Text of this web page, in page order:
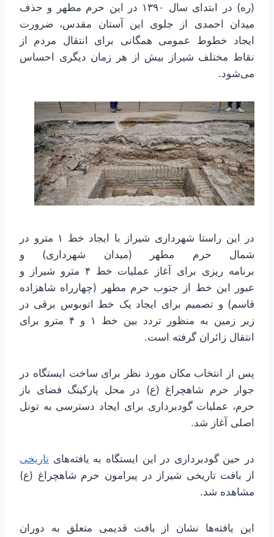
(ره) در ابتدای سال ۱۳۹۰ در این حرم مطهر و حذف
میدان احمدی از جلوی این آستان مقدس، ضرورت
ایجاد خطوط عمومی همگانی برای انتقال مردم از
نقاط مختلف شیراز بیش از هر زمان دیگری احساس
می‌شود.
در این راستا شهرداری شیراز با ایجاد خط ۱ مترو در
شمال حرم مطهر (میدان شهرداری) و
برنامه ریزی برای آغاز عملیات خط ۴ مترو شیراز و
عبور این خط از جنوب حرم مطهر (چهارراه شاهزاده
قاسم) و تصمیم برای ایجاد یک خط اتوبوس برقی در
زیر زمین به منظور تردد بین خط ۱ و ۴ مترو برای
انتقال زائران گرفته است.
پس از انتخاب مکان مورد نظر برای ساخت ایستگاه در
جوار حرم شاهچراغ (ع) در محل پارکینگ فضای باز
حرم، عملیات گودبرداری برای ایجاد دسترسی به تونل
اصلی آغاز شد.
در حین گودبرداری در این ایستگاه به یافته‌های تاریخی
از بافت تاریخی شیراز در پیرامون حرم شاهچراغ (ع)
مشاهده شد.
این یافته‌ها نشان از بافت قدیمی متعلق به دوران